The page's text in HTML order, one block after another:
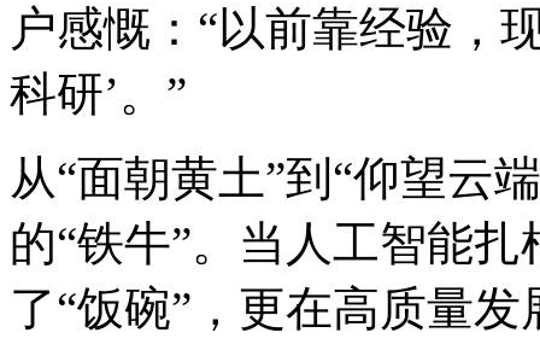
户感慨：“以前靠经验，
科研’。”
从“面朝黄土”到“仰望云
的“铁牛”。当人工智能
了“饭碗”，更在高质量